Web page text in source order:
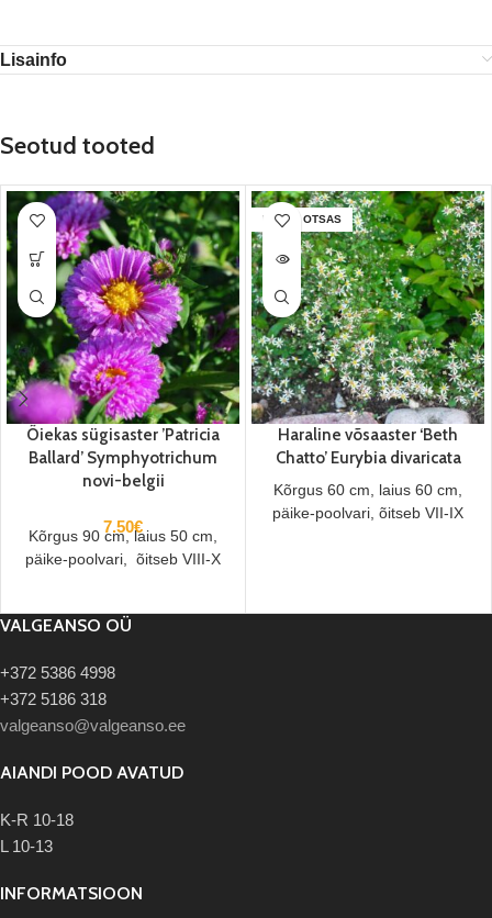
Lisainfo
Seotud tooted
Õiekas sügisaster ’Patricia
Ballard’ Symphyotrichum
novi-belgii
7.50€
Kõrgus 90 cm, laius 50 cm,
päike-poolvari, õitseb VIII-X
LAOST OTSAS
Haraline võsaaster ‘Beth
Chatto’ Eurybia divaricata
Kõrgus 60 cm, laius 60 cm,
päike-poolvari, õitseb VII-IX
VALGEANSO OÜ
+372 5386 4998
+372 5186 318
valgeanso@valgeanso.ee
AIANDI POOD AVATUD
K-R 10-18
L 10-13
INFORMATSIOON